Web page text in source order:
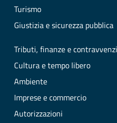
Turismo
Giustizia e sicurezza pubblica
Tributi, finanze e
Cultura e tempo libero
Ambiente
Imprese e commercio
Autorizzazioni